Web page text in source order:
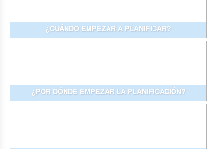
¿CUÁNDO EMPEZAR A PLANIFICAR?
¿POR DÓNDE EMPEZAR LA PLANIFICACIÓN?